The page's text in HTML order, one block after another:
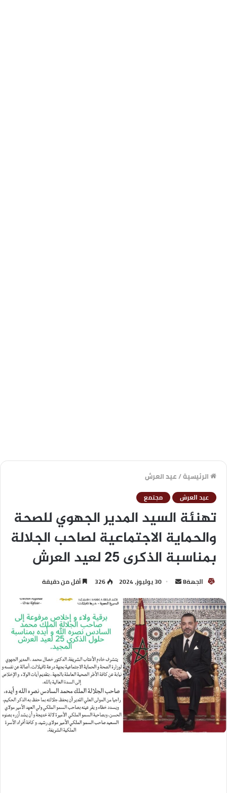
الرئيسية/عيد العرش
عيد العرش مجتمع
تهنئة السيد المدير الجهوي للصحة
والحماية الاجتماعية لصاحب الجلالة
بمناسبة الذكرى 25 لعيد العرش
الجهة8 30 يوليوز، 2024 326 أقل من دقيقة